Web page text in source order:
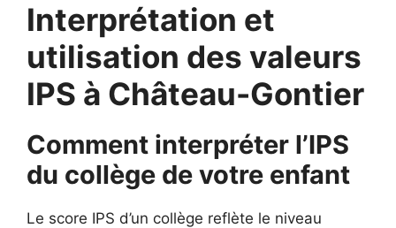
Interprétation et
utilisation des valeurs
IPS à Château-Gontier
Comment interpréter l’IPS
du collège de votre enfant
Le score IPS d’un collège reflète le niveau